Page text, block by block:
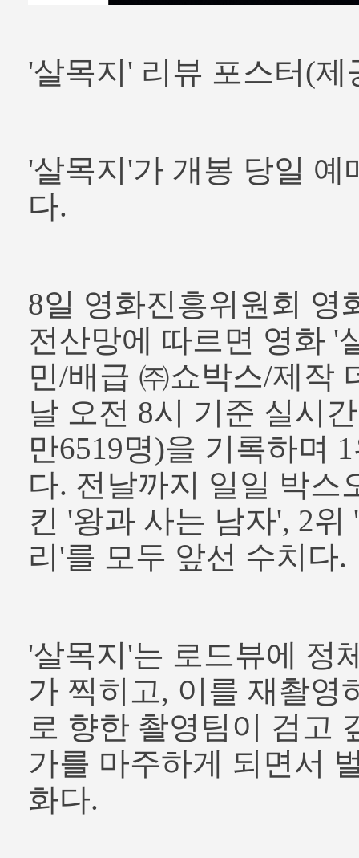
'살목지' 리뷰 포스터(제
'살목지'가 개봉 당일 예
다.
8일 영화진흥위원회 영
전산망에 따르면 영화 '
민/배급 ㈜쇼박스/제작
날 오전 8시 기준 실시
만6519명)을 기록하며
다. 전날까지 일일 박스
킨 '왕과 사는 남자', 2
리'를 모두 앞선 수치다.
'살목지'는 로드뷰에 정
가 찍히고, 이를 재촬영
로 향한 촬영팀이 검고
가를 마주하게 되면서
화다.